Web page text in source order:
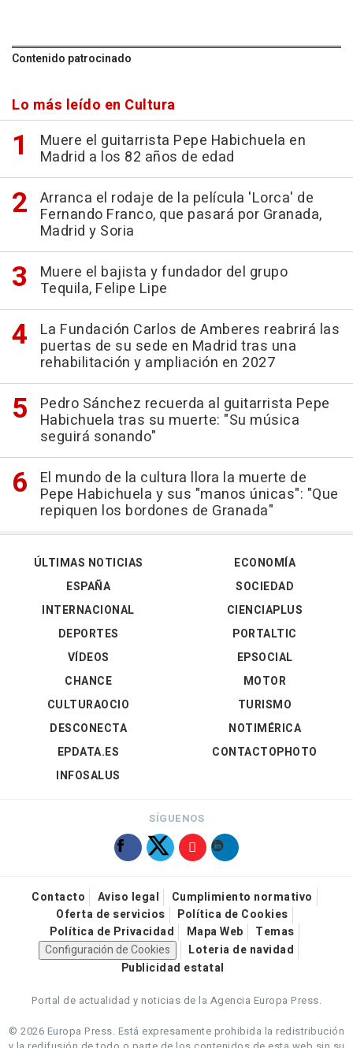
Contenido patrocinado
Lo más leído en Cultura
Muere el guitarrista Pepe Habichuela en
Madrid a los 82 años de edad
Arranca el rodaje de la película 'Lorca' de
Fernando Franco, que pasará por Granada,
Madrid y Soria
Muere el bajista y fundador del grupo
Tequila, Felipe Lipe
La Fundación Carlos de Amberes reabrirá las
puertas de su sede en Madrid tras una
rehabilitación y ampliación en 2027
Pedro Sánchez recuerda al guitarrista Pepe
Habichuela tras su muerte: "Su música
seguirá sonando"
El mundo de la cultura llora la muerte de
Pepe Habichuela y sus "manos únicas": "Que
repiquen los bordones de Granada"
ÚLTIMAS NOTICIAS
ESPAÑA
INTERNACIONAL
DEPORTES
VÍDEOS
ECONOMÍA
SOCIEDAD
CIENCIAPLUS
PORTALTIC
EPSOCIAL
CHANCE
CULTURAOCIO
DESCONECTA
EPDATA.ES
INFOSALUS
MOTOR
TURISMO
NOTIMÉRICA
CONTACTOPHOTO
SÍGUENOS
Contacto Aviso legal
Cumplimiento normativo
Oferta de servicios
Política de Cookies
Política de Privacidad
Mapa Web
Temas
Configuración de Cookies
Loteria de navidad
Publicidad estatal
Portal de actualidad y noticias de la Agencia Europa Press.
© 2026 Europa Press. Está expresamente prohibida la redistribución